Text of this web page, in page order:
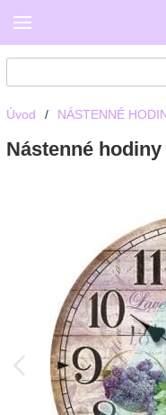
Úvod / NÁSTENNÉ
Nástenné